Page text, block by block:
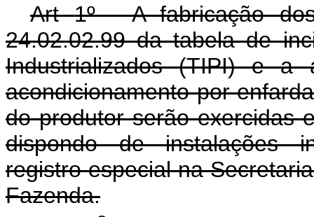
Art 1º - A fabricação
24.02.02.99 da tabela de
Industrializados (TIPI) e a
acondicionamento por
do produtor serão exercidas
dispondo de instalações
registro especial na
Fazenda.